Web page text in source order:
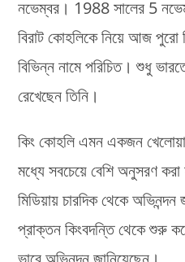
নভেম্বর। 1988 সালের 5
বিরাট কোহলিকে নিয়ে আজ
বিভিন্ন নামে পরিচিত। শুধু
রেখেছেন তিনি।
কিং কোহলি এমন একজন
মধ্যে সবচেয়ে বেশি অনুসরণ
মিডিয়ায় চারদিক থেকে
প্রাক্তন কিংবদন্তি থেকে শুরু